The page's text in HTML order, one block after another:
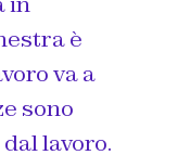
è
va a
sono
lavoro.